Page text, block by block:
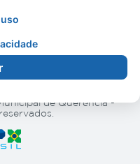
e Rodagens
de Querência -